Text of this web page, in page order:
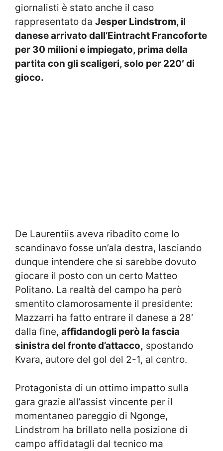
giornalisti è stato anche il caso
rappresentato da Jesper Lindstrom, il
danese arrivato dall’Eintracht Francoforte
per 30 milioni e impiegato, prima della
partita con gli scaligeri, solo per 220′ di
gioco.
De Laurentiis aveva ribadito come lo
scandinavo fosse un’ala destra, lasciando
dunque intendere che si sarebbe dovuto
giocare il posto con un certo Matteo
Politano. La realtà del campo ha però
smentito clamorosamente il presidente:
Mazzarri ha fatto entrare il danese a 28′
dalla fine, affidandogli però la fascia
sinistra del fronte d’attacco, spostando
Kvara, autore del gol del 2-1, al centro.
Protagonista di un ottimo impatto sulla
gara grazie all’assist vincente per il
momentaneo pareggio di Ngonge,
Lindstrom ha brillato nella posizione di
campo affidatagli dal tecnico ma